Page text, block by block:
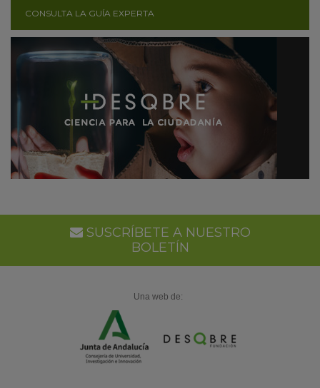
CONSULTA LA GUÍA EXPERTA
SUSCRÍBETE A NUESTRO
BOLETÍN
Una web de: